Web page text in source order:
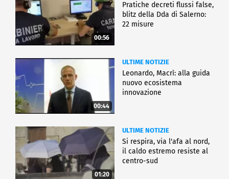
00:56
Pratiche decreti flussi false,
blitz della Dda di Salerno:
22 misure
00:44
ULTIME NOTIZIE
Leonardo, Macrì: alla guida
nuovo ecosistema
innovazione
01:20
ULTIME NOTIZIE
Si respira, via l'afa al nord,
il caldo estremo resiste al
centro-sud